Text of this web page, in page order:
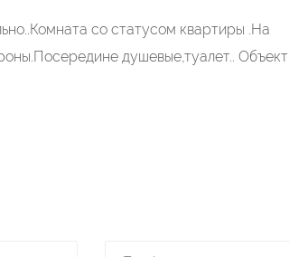
со статусом квартиры .На
душевые,туалет.. Объект